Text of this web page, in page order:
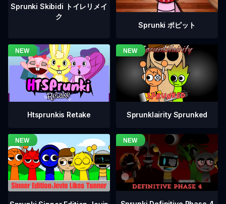
Sprunki Skibidi トイレリメイ
ク
Sprunki ポピット
Htsprunkis Retake Sprunklairity Sprunked